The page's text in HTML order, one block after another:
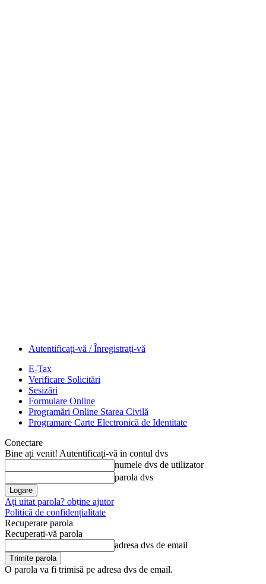
Autentificați-vă / Înregistrați-vă
E-Tax
Verificare Solicitări
Sesizări
Formulare Online
Programări Online Starea Civilă
Programare Carte Electronică de Identitate
Conectare
Bine ați venit! Autentificați-vă in contul dvs
numele dvs de utilizator
parola dvs
Ați uitat parola? obține ajutor
Politică de confidențialitate
Recuperare parola
Recuperați-vă parola
adresa dvs de email
O parola va fi trimisă pe adresa dvs de email.